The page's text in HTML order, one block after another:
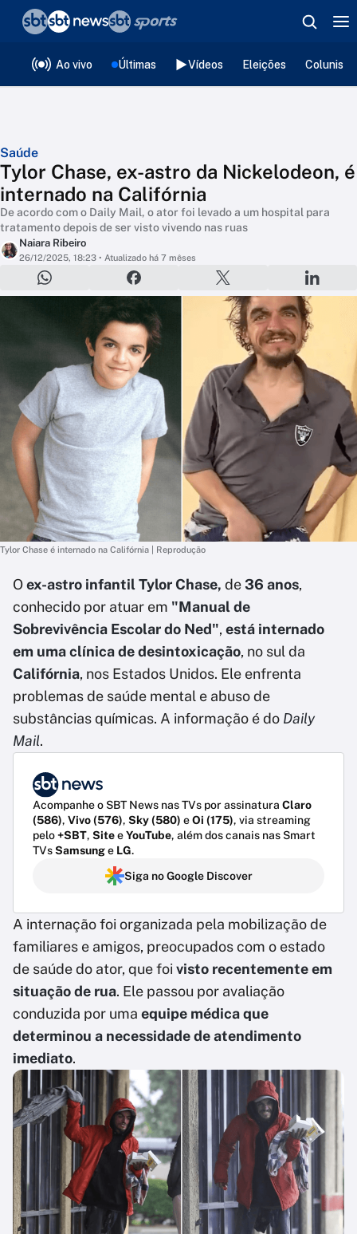
Ao vivo Últimas Vídeos Eleições
Saúde
Tylor Chase, ex-astro da Nickelodeon, é
internado na Califórnia
De acordo com o Daily Mail, o ator foi levado a um hospital para
tratamento depois de ser visto vivendo nas ruas
Naiara Ribeiro
26/12/2025, 18:23 • Atualizado há 7 mêses
Tylor Chase é internado na Califórnia | Reprodução
Oex-astro infantil Tylor Chase, de36 anos,
conhecido por atuar em "Manual de
Sobrevivência Escolar do Ned", está internado
em uma clínica de desintoxicação, no sul da
Califórnia, nos Estados Unidos. Ele enfrenta
problemas de saúde mental e abuso de
substâncias químicas. A informação é do Daily
Mail.
Acompanhe o SBT News nas TVs por assinatura Claro
(586), Vivo (576), Sky (580) eOi (175), via streaming
pelo+SBT, SiteeYouTube, além dos canais nas Smart
TVsSamsunge LG.
Siga no Google Discover
A internação foi organizada pela mobilização de
familiares e amigos, preocupados com o estado
de saúde do ator, que foi visto recentemente em
situação de rua. Ele passou por avaliação
conduzida por uma equipe médica que
determinou a necessidade de atendimento
imediato.
❮voltar
Editorias